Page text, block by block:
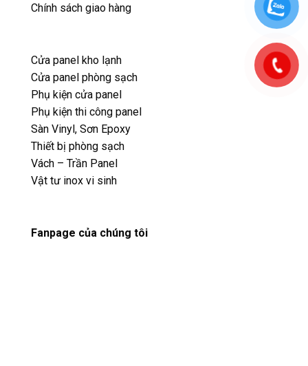
Chính sách giao hàng
Cửa panel kho lạnh
Cửa panel phòng sạch
Phụ kiện cửa panel
Phụ kiện thi công panel
Sàn Vinyl, Sơn Epoxy
Thiết bị phòng sạch
Vách – Trần Panel
Vật tư inox vi sinh
Fanpage của chúng tôi